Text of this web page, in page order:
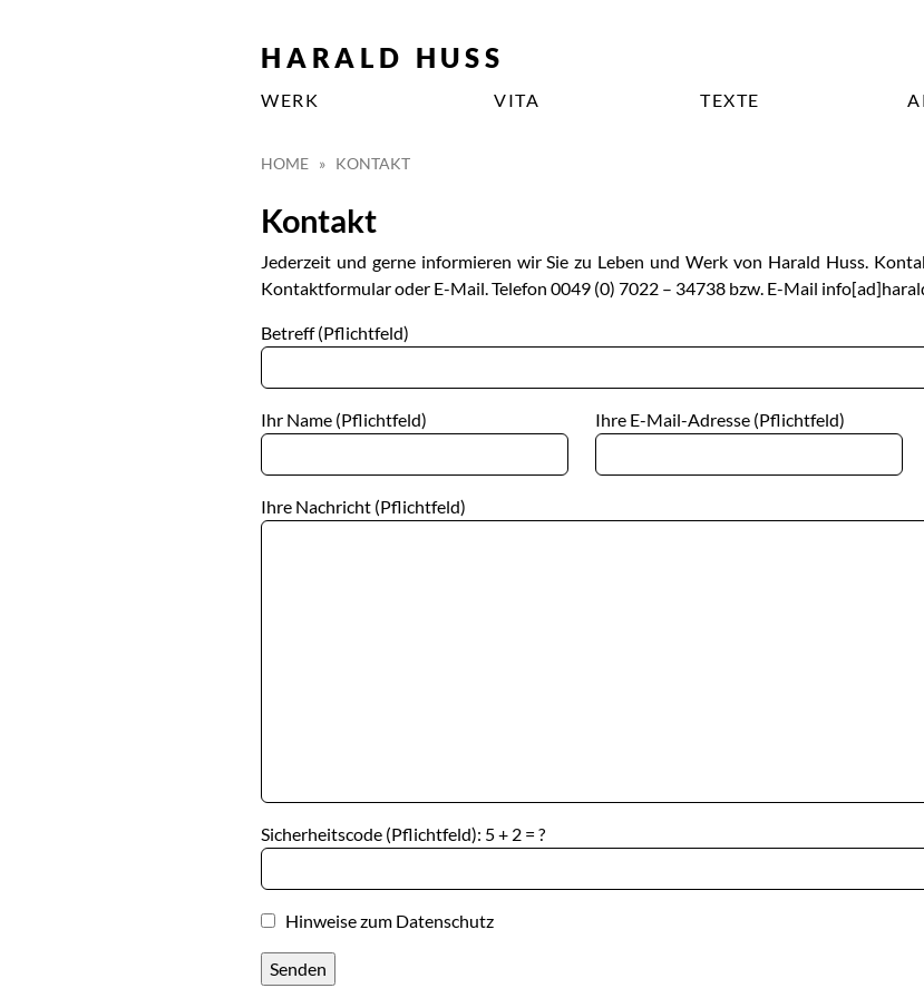
HARALD HUSS
WERK VITA TEXTE
HOME » KONTAKT
Kontakt
Jederzeit und gerne informieren wir Sie zu Leben und Werk von Harald Huss.
Kontaktformular oder E-Mail. Telefon 0049 (0) 7022 – 34738 bzw. E-Mail
Betreff (Pflichtfeld)
Ihr Name (Pflichtfeld) Ihre E-Mail-Adresse (Pflichtfeld)
Ihre Nachricht (Pflichtfeld)
Sicherheitscode (Pflichtfeld): 5 + 2 = ?
Hinweise zum Datenschutz